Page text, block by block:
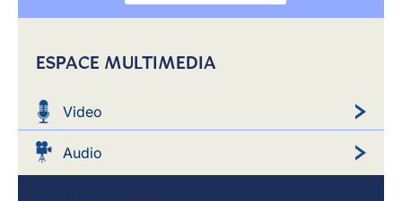
ESPACE MULTIMEDIA
Video
Audio